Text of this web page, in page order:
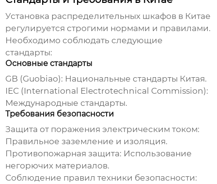
Установка распределительных шкафов в Китае
регулируется строгими нормами и правилами.
Необходимо соблюдать следующие
стандарты:
Основные стандарты
GB (Guobiao): Национальные стандарты Китая.
IEC (International Electrotechnical Commission):
Международные стандарты.
Требования безопасности
Защита от поражения электрическим током:
Правильное заземление и изоляция.
Противопожарная защита: Использование
негорючих материалов.
Соблюдение правил техники безопасности: